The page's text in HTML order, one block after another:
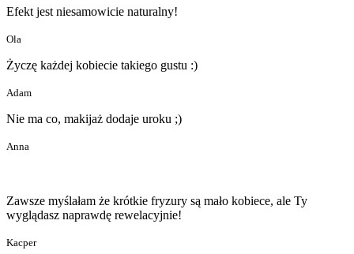
Efekt jest niesamowicie naturalny!
Ola
Życzę każdej kobiecie takiego gustu :)
Adam
Nie ma co, makijaż dodaje uroku ;)
Anna
Zawsze myślałam że krótkie fryzury są mało kobiece, ale Ty
wyglądasz naprawdę rewelacyjnie!
Kacper